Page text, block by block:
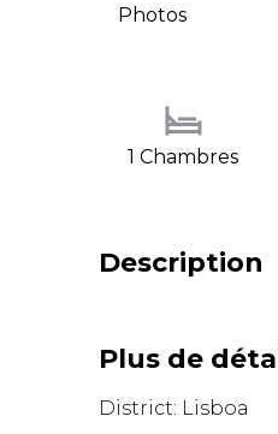
Photos
1 Chambres
Description
Plus de
District: Lisboa